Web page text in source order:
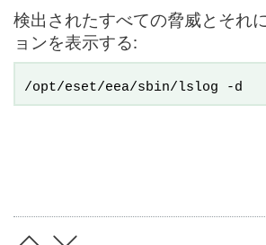
検出されたすべての脅威とそれ
ョンを表示する:
/opt/eset/eea/sbin/lslog -d